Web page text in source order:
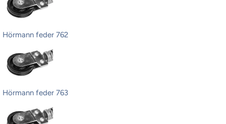
Hörmann feder 762
Hörmann feder 763